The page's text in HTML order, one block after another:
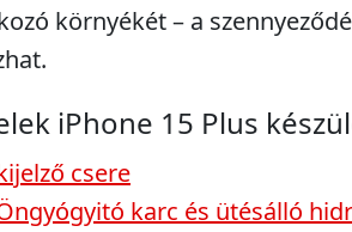
környékét – a
iPhone 15 Plus
csere
karc és ütésálló